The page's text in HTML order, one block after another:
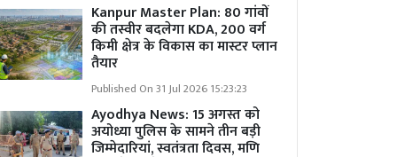
Kanpur Master Plan: 80 गांवों
की तस्वीर बदलेगा KDA, 200 वर्ग
किमी क्षेत्र के विकास का मास्टर प्लान
तैयार
Published On 31 Jul 2026 15:23:23
Ayodhya News: 15 अगस्त को
अयोध्या पुलिस के सामने तीन बड़ी
जिम्मेदारियां, स्वतंत्रता दिवस, मणि